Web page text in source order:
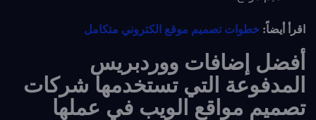
اقرأ أيضاً: خطوات تصميم موقع الكتروني متكامل
أفضل إضافات ووردبريس
المدفوعة التي تستخدمها شركات
تصميم مواقع الويب في عملها